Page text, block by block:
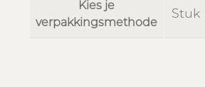
Kies je
verpakkingsmethode
Stuk